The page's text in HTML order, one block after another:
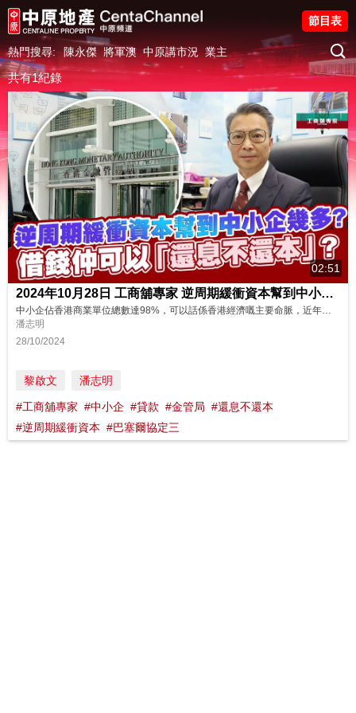
熱門搜尋: 陳永傑 將軍澳 中原講市況 業主
節目表
共有1紀錄
02:51
2024年10月28日 工商舖專家 逆周期緩衝資本幫到中小企幾多? 借錢仲可以「還息不還本」？
潘志明
28/10/2024
黎啟文 潘志明
#工商舖專家 #中小企 #貸款 #金管局 #還息不還本
#逆周期緩衝資本 #巴塞爾協定三